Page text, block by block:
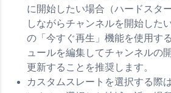
に開始したい場合（ハードスタ
しながらチャンネルを開始した
の「今すぐ再生」機能を使用す
ュールを編集してチャンネルの
更新することを推奨します。
カスタムスレートを選択する際